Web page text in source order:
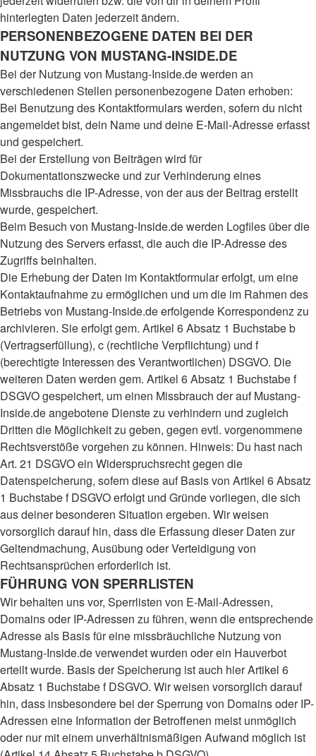
hinterlegten Daten jederzeit ändern.
PERSONENBEZOGENE DATEN BEI DER
NUTZUNG VON MUSTANG-INSIDE.DE
Bei der Nutzung von Mustang-Inside.de werden an
verschiedenen Stellen personenbezogene Daten erhoben:
Bei Benutzung des Kontaktformulars werden, sofern du nicht
angemeldet bist, dein Name und deine E-Mail-Adresse erfasst
und gespeichert.
Bei der Erstellung von Beiträgen wird für
Dokumentationszwecke und zur Verhinderung eines
Missbrauchs die IP-Adresse, von der aus der Beitrag erstellt
wurde, gespeichert.
Beim Besuch von Mustang-Inside.de werden Logfiles über die
Nutzung des Servers erfasst, die auch die IP-Adresse des
Zugriffs beinhalten.
Die Erhebung der Daten im Kontaktformular erfolgt, um eine
Kontaktaufnahme zu ermöglichen und um die im Rahmen des
Betriebs von Mustang-Inside.de erfolgende Korrespondenz zu
archivieren. Sie erfolgt gem. Artikel 6 Absatz 1 Buchstabe b
(Vertragserfüllung), c (rechtliche Verpflichtung) und f
(berechtigte Interessen des Verantwortlichen) DSGVO. Die
weiteren Daten werden gem. Artikel 6 Absatz 1 Buchstabe f
DSGVO gespeichert, um einen Missbrauch der auf Mustang-
Inside.de angebotene Dienste zu verhindern und zugleich
Dritten die Möglichkeit zu geben, gegen evtl. vorgenommene
Rechtsverstöße vorgehen zu können. Hinweis: Du hast nach
Art. 21 DSGVO ein Widerspruchsrecht gegen die
Datenspeicherung, sofern diese auf Basis von Artikel 6 Absatz
1 Buchstabe f DSGVO erfolgt und Gründe vorliegen, die sich
aus deiner besonderen Situation ergeben. Wir weisen
vorsorglich darauf hin, dass die Erfassung dieser Daten zur
Geltendmachung, Ausübung oder Verteidigung von
Rechtsansprüchen erforderlich ist.
FÜHRUNG VON SPERRLISTEN
Wir behalten uns vor, Sperrlisten von E-Mail-Adressen,
Domains oder IP-Adressen zu führen, wenn die entsprechende
Adresse als Basis für eine missbräuchliche Nutzung von
Mustang-Inside.de verwendet wurden oder ein Hauverbot
erteilt wurde. Basis der Speicherung ist auch hier Artikel 6
Absatz 1 Buchstabe f DSGVO. Wir weisen vorsorglich darauf
hin, dass insbesondere bei der Sperrung von Domains oder IP-
Adressen eine Information der Betroffenen meist unmöglich
oder nur mit einem unverhältnismäßigen Aufwand möglich ist